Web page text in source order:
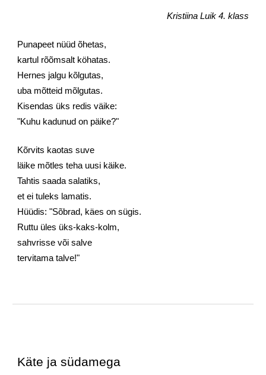
Kristiina Luik 4. klass
Punapeet nüüd õhetas,
kartul rõõmsalt köhatas.
Hernes jalgu kõlgutas,
uba mõtteid mõlgutas.
Kisendas üks redis väike:
"Kuhu kadunud on päike?"
Kõrvits kaotas suve
läike mõtles teha uusi käike.
Tahtis saada salatiks,
et ei tuleks lamatis.
Hüüdis: "Sõbrad, käes on sügis.
Ruttu üles üks-kaks-kolm,
sahvrisse või salve
tervitama talve!"
Käte ja südamega